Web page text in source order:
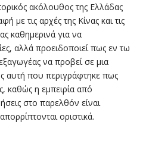
ακόλουθος της Ελλάδας
με τις αρχές της Κίνας και τις
καθημερινά για να
αλλά προειδοποιεί πως εν τω
να προβεί σε μια
αυτή που περιγράφτηκε πως
καθώς η εμπειρία από
στο παρελθόν είναι
οριστικά.